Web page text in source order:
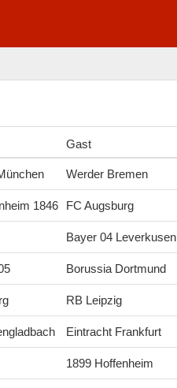
Gast
Werder Bremen
1846 FC Augsburg
Bayer 04 Leverkusen
Borussia Dortmund
RB Leipzig
Eintracht Frankfurt
1899 Hoffenheim